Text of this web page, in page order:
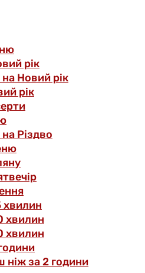
рік
на Новий рік
рік
Різдво
хвилин
хвилин
хвилин
ніж за 2 години